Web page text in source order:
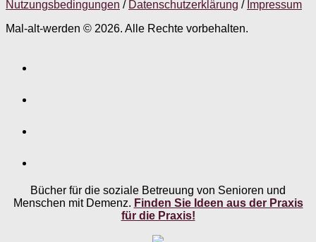
Nutzungsbedingungen / Datenschutzerklärung / Impressum
Mal-alt-werden © 2026. Alle Rechte vorbehalten.
Bücher für die soziale Betreuung von Senioren und
Menschen mit Demenz. Finden Sie Ideen aus der Praxis
für die Praxis!